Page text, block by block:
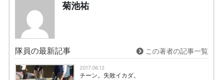
菊池祐
隊員の最新記事 この著者の記事一覧
2017.06.12
チーン。失敗イカダ。